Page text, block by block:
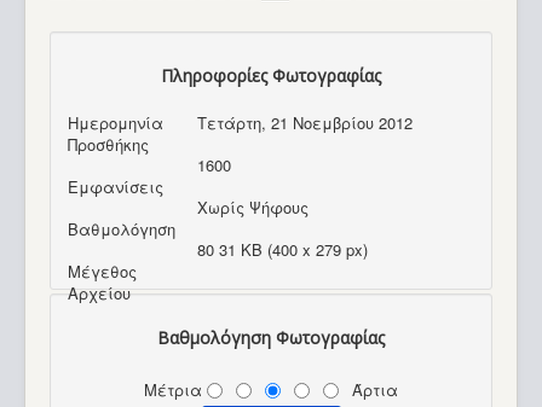
Amiga 600 (The Wild The Weird & The Wicked Pack)_9
Πληροφορίες Φωτογραφίας
Ημερομηνία
Προσθήκης
Τετάρτη, 21 Νοεμβρίου 2012
Εμφανίσεις
1600
Βαθμολόγηση
Χωρίς Ψήφους
Μέγεθος
Αρχείου
80 31 KB (400 x 279 px)
Βαθμολόγηση Φωτογραφίας
Μέτρια Άρτια